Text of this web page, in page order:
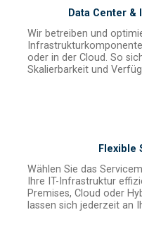
Data Center
Wir betreiben und
oder in der Cloud. So
Skalierbarkeit und
Flexible
Wählen Sie das
Ihre IT-Infrastruktur
Premises, Cloud oder
lassen sich jederzeit an